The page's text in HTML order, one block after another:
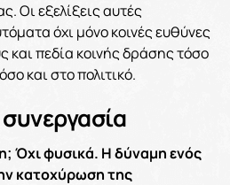
Οι εξελίξεις αυτές
όχι μόνο κοινές ευθύνες
και πεδία κοινής δράσης τόσο
και στο πολιτικό.
Όχι φυσικά. Η δύναμη ενός
κατοχύρωση της